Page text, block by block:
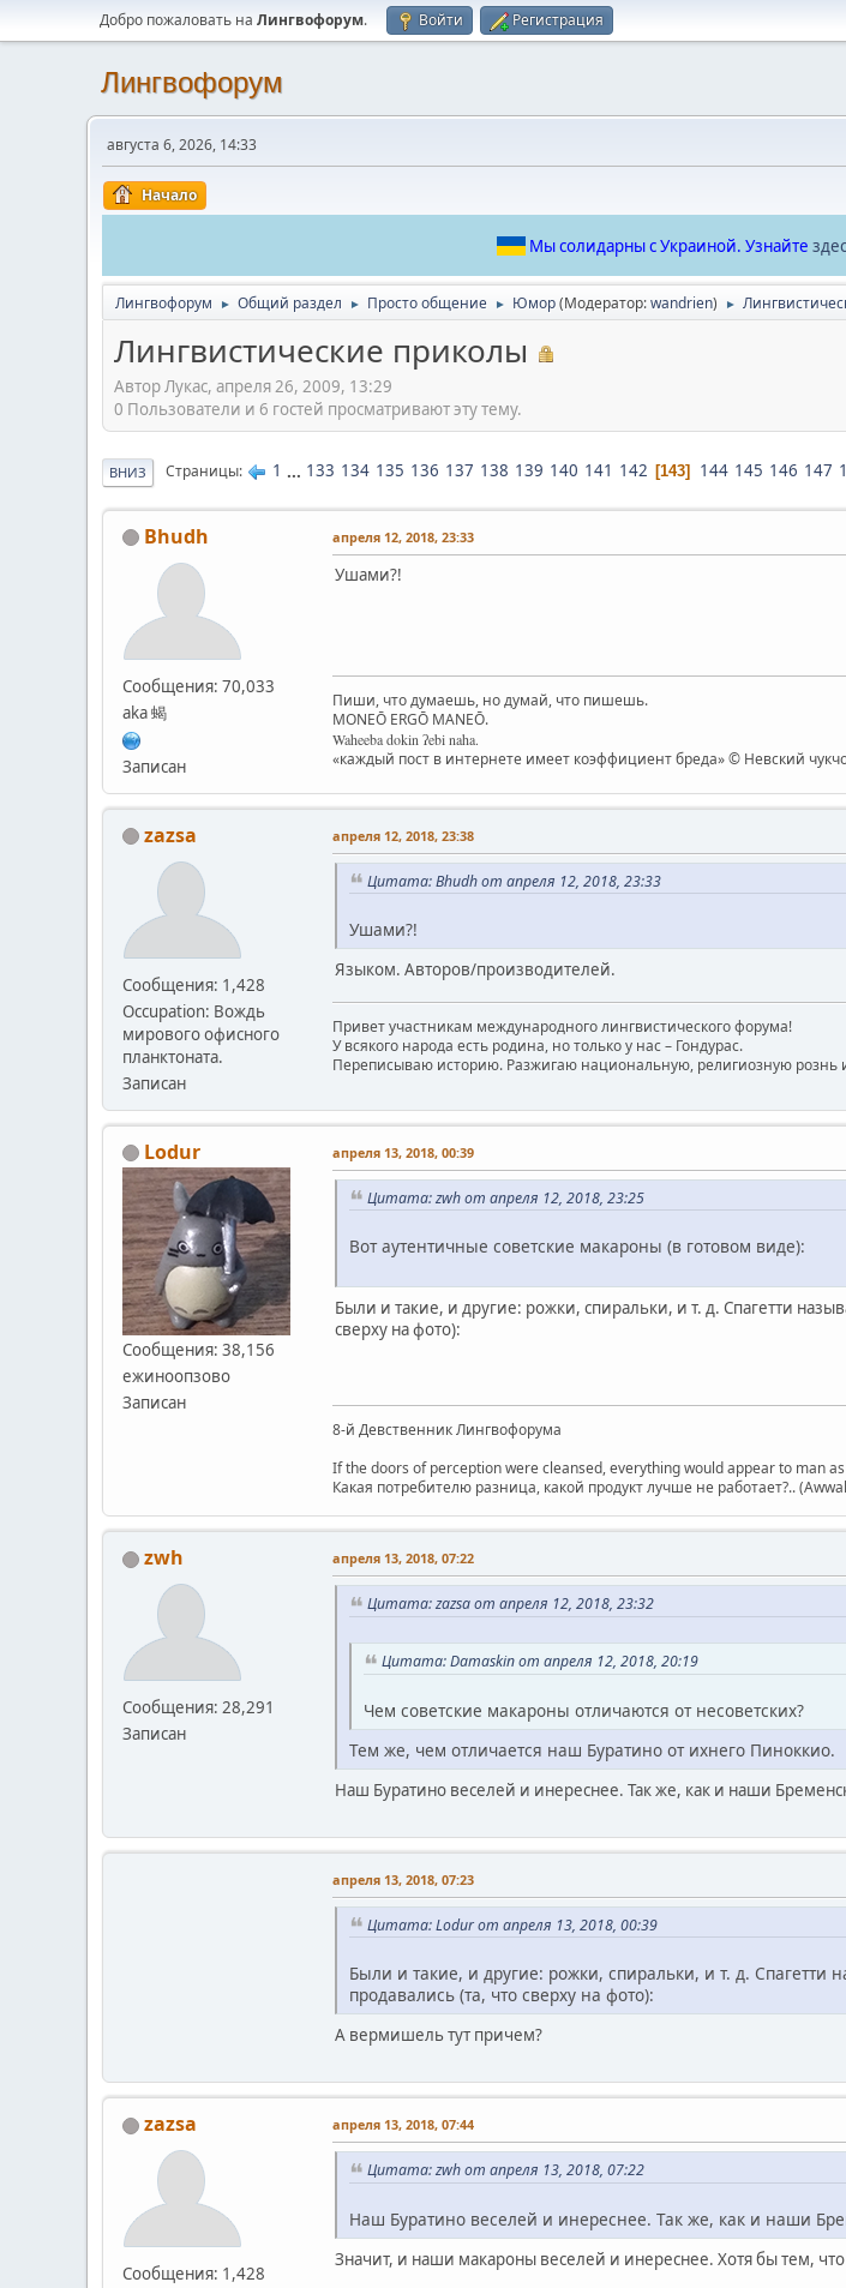
Добро пожаловать на Лингвофорум. Войти Регистрация
Лингвофорум
августа 6, 2026, 14:33
Начало
Мы солидарны с Украиной. Узнайте
Лингвофорум ► Общий раздел ► Просто общение ► Юмор(Модератор:wandrien) ►
Лингвистические приколы
Автор Лукас, апреля 26, 2009, 13:29
0 Пользователи и 6 гостей просматривают эту тему.
ВНИЗ Страницы 1 ... 133 134 135 136 137 138 139 140 141 142 143 144 145 146 147
Bhudh
Сообщения: 70,033
aka 蝎
Записан
апреля 12, 2018, 23:33
Ушами?!
Пиши, что думаешь, но думай, что пишешь.
MONEŌ ERGŌ MANEŌ.
Waheeba dokin ʔebi naha.
«каждый пост в интернете имеет коэффициент бреда» © Невский
zazsa
Сообщения: 1,428
Occupation: Вождь
мирового офисного
планктоната.
Записан
апреля 12, 2018, 23:38
Цитата: Bhudh от апреля 12, 2018, 23:33
Ушами?!
Языком. Авторов/производителей.
Привет участникам международного лингвистического форума!
У всякого народа есть родина, но только у нас – Гондурас.
Переписываю историю. Разжигаю национальную, религиозную рознь
Lodur
Сообщения: 38,156
ежиноопзово
Записан
апреля 13, 2018, 00:39
Цитата: zwh от апреля 12, 2018, 23:25
Вот аутентичные советские макароны (в готовом виде):
Были и такие, и другие: рожки, спиральки, и т. д. Спагетти
сверху на фото):
8-й Девственник Лингвофорума
If the doors of perception were cleansed, everything would appear to man
Какая потребителю разница, какой продукт лучше не работает?..
zwh
Сообщения: 28,291
Записан
апреля 13, 2018, 07:22
Цитата: zazsa от апреля 12, 2018, 23:32
Цитата: Damaskin от апреля 12, 2018, 20:19
Чем советские макароны отличаются от несоветских?
Тем же, чем отличается наш Буратино от ихнего Пиноккио.
Наш Буратино веселей и инереснее. Так же, как и наши
апреля 13, 2018, 07:23
Цитата: Lodur от апреля 13, 2018, 00:39
Были и такие, и другие: рожки, спиральки, и т. д. Спагетти
продавались (та, что сверху на фото):
А вермишель тут причем?
zazsa
Сообщения: 1,428
апреля 13, 2018, 07:44
Цитата: zwh от апреля 13, 2018, 07:22
Наш Буратино веселей и инереснее. Так же, как и наши
Значит, и наши макароны веселей и инереснее. Хотя бы тем,